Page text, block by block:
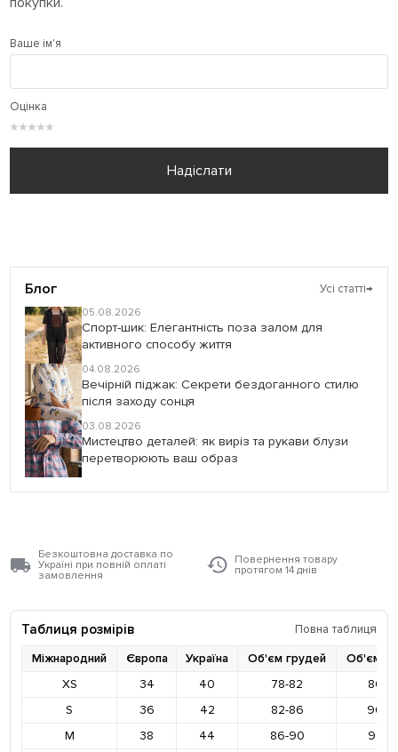
Ваше ім'я
Оцінка
★
★
★
★
★
Надіслати
Блог Усі статті→
05.08.2026
Спорт-шик: Елегантність поза залом для
активного способу життя
04.08.2026
Вечірній піджак: Секрети бездоганного стилю
після заходу сонця
03.08.2026
Мистецтво деталей: як виріз та рукави блузи
перетворюють ваш образ
Безкоштовна доставка по
Україні при повній оплаті
замовлення
Повернення товару
протягом 14 днів
Таблиця розмірів
Повна таблиця
Міжнародний
Європа Україна Об'єм грудей
Об'єм
XS
34 40 78-82
86-
S
36 42 82-86
90-
M
38 44 86-90
94-